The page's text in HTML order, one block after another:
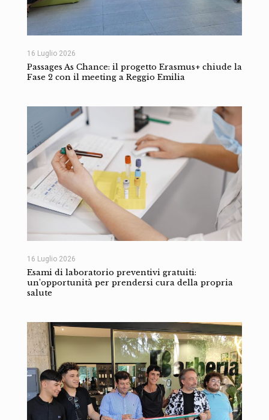
16 Luglio 2026
Passages As Chance: il progetto Erasmus+ chiude la
Fase 2 con il meeting a Reggio Emilia
16 Luglio 2026
Esami di laboratorio preventivi gratuiti:
un’opportunità per prendersi cura della propria
salute